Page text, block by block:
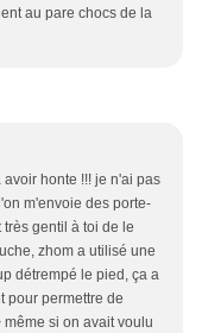
au pare chocs de la
honte !!! je n'ai pas
m'envoie des porte-
très gentil à toi de le
zhom a utilisé une
détrempé le pied, ça a
pour permettre de
si on avait voulu